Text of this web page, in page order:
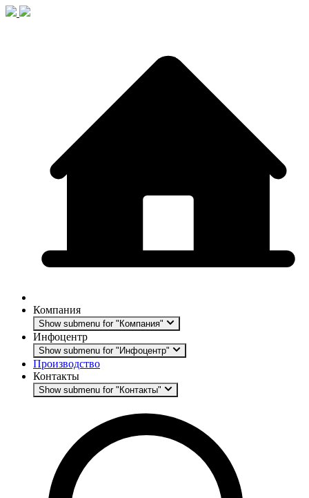
Компания
Show submenu for "Компания"
Инфоцентр
Show submenu for "Инфоцентр"
Производство
Контакты
Show submenu for "Контакты"